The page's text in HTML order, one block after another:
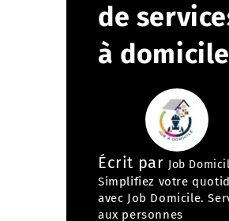
de
à
Écrit par Job
Simplifiez votre
avec Job Domicile.
aux personnes